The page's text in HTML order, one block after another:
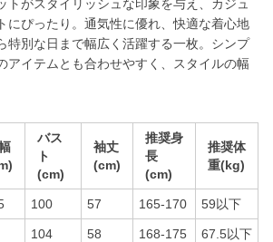
トがスタイリッシュな印象を与え、カジュ
にぴったり。通気性に優れ、快適な着心地
特別な日まで幅広く活躍する一枚。シンプ
アイテムとも合わせやすく、スタイルの幅
バス
ト
(cm)
袖丈
(cm)
推奨身
長
(cm)
推奨体
重(kg)
100 57 165-170 59以下
104 58 168-175 67.5以下